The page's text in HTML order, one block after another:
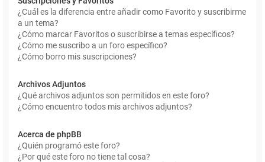
¿Cuál es la diferencia entre añadir como Favorito y suscribirme
a un tema?
¿Cómo marcar Favoritos o suscribirse a temas específicos?
¿Cómo me suscribo a un foro específico?
¿Cómo borro mis suscripciones?
Archivos Adjuntos
¿Qué archivos adjuntos son permitidos en este foro?
¿Cómo encuentro todos mis archivos adjuntos?
Acerca de phpBB
¿Quién programó este foro?
¿Por qué este foro no tiene tal cosa?